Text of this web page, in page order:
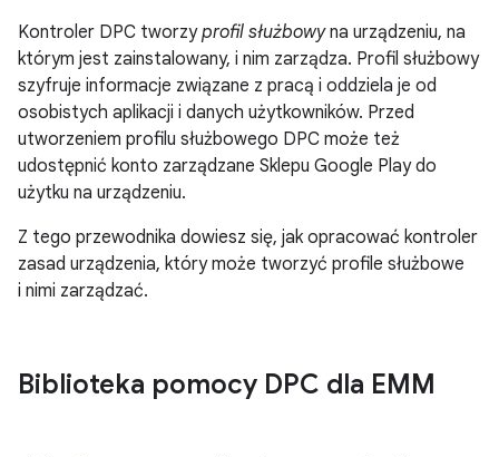
Kontroler DPC tworzyprofil służbowyna urządzeniu, na
którym jest zainstalowany, i nim zarządza. Profil służbowy
szyfruje informacje związane z pracą i oddziela je od
osobistych aplikacji i danych użytkowników. Przed
utworzeniem profilu służbowego DPC może też
udostępnić konto zarządzane Sklepu Google Play do
użytku na urządzeniu.
Z tego przewodnika dowiesz się, jak opracować kontroler
zasad urządzenia, który może tworzyć profile służbowe
i nimi zarządzać.
Biblioteka pomocy DPC dla EMM